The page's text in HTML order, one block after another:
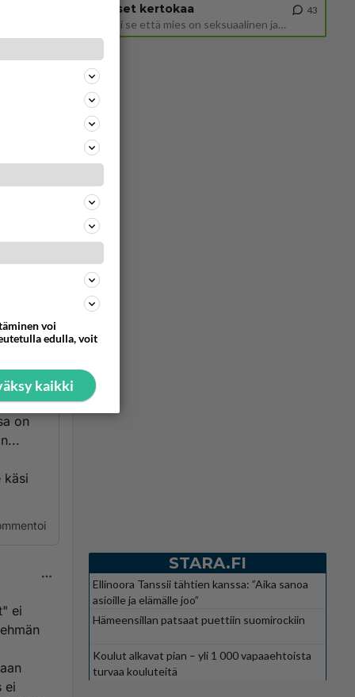
K-
on
käsi
ei
ei
Naiset kertokaa
Miksi se että mies on seksuaalinen ja haluaa seksiä ja te olette hänen mielestänne haluttava on vastenmielistä? Mikä sii
43
STARA.FI
Ellinoora Tanssii tähtien kanssa: ”Aika sanoa
asioille ja elämälle joo”
Hämeensillan patsaat puettiin suomirockiin
Koulut alkavat pian – yli 1 000 vapaaehtoista
turvaa kouluteitä
voi
edulla, voit
kaikki